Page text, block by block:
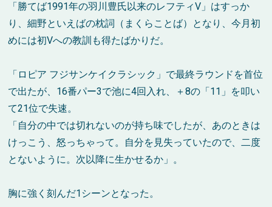
「勝てば1991年の羽川豊氏以来のレフティV」はすっか
り、細野といえばの枕詞（まくらことば）となり、今月初
めには初Vへの教訓も得たばかりだ。
「ロピア フジサンケイクラシック」で最終ラウンドを首位
で出たが、16番パー3で池に4回入れ、＋8の「11」を叩い
て21位で失速。
「自分の中では切れないのが持ち味でしたが、あのときは
けっこう、怒っちゃって。自分を見失っていたので、二度
とないように。次以降に生かせるか」。
胸に強く刻んだ1シーンとなった。